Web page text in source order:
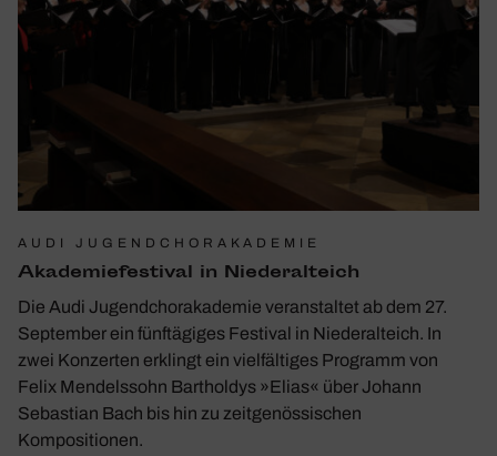
AUDI JUGENDCHORAKADEMIE
Akade­mie­fes­tival in Nieder­al­t­eich
Die Audi Jugendchorakademie veranstaltet ab dem 27.
September ein fünftägiges Festival in Niederalteich. In
zwei Konzerten erklingt ein vielfältiges Programm von
Felix Mendelssohn Bartholdys »Elias« über Johann
Sebastian Bach bis hin zu zeitgenössischen
Kompositionen.